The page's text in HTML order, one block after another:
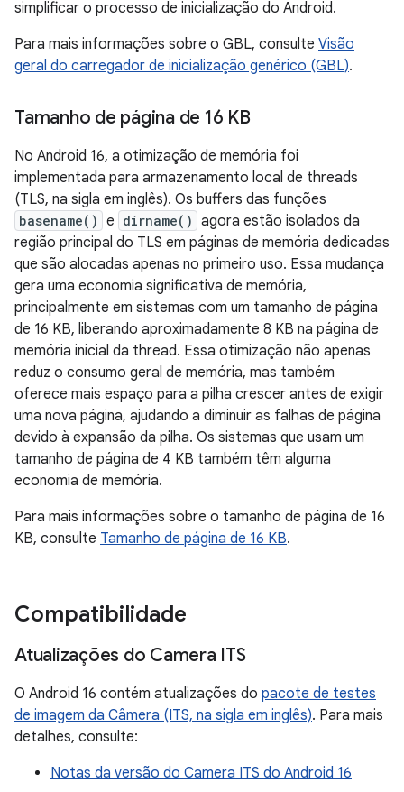
simplificar o processo de inicialização do Android.
Para mais informações sobre o GBL, consulte Visão
geral do carregador de inicialização genérico (GBL).
Tamanho de página de 16 KB
No Android 16, a otimização de memória foi
implementada para armazenamento local de threads
(TLS, na sigla em inglês). Os buffers das funções
basename() e dirname() agora estão isolados da
região principal do TLS em páginas de memória dedicadas
que são alocadas apenas no primeiro uso. Essa mudança
gera uma economia significativa de memória,
principalmente em sistemas com um tamanho de página
de 16 KB, liberando aproximadamente 8 KB na página de
memória inicial da thread. Essa otimização não apenas
reduz o consumo geral de memória, mas também
oferece mais espaço para a pilha crescer antes de exigir
uma nova página, ajudando a diminuir as falhas de página
devido à expansão da pilha. Os sistemas que usam um
tamanho de página de 4 KB também têm alguma
economia de memória.
Para mais informações sobre o tamanho de página de 16
KB, consulte Tamanho de página de 16 KB.
Compatibilidade
Atualizações do Camera ITS
O Android 16 contém atualizações do pacote de testes
de imagem da Câmera (ITS, na sigla em inglês). Para mais
detalhes, consulte:
Notas da versão do Camera ITS do Android 16